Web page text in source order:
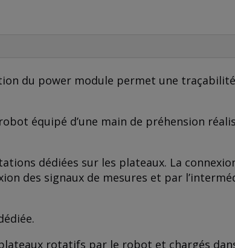
du power module permet une
équipé d’une main de préhension
dédiées sur les plateaux. La
des signaux de mesures et par
rotatifs par le robot et chargés